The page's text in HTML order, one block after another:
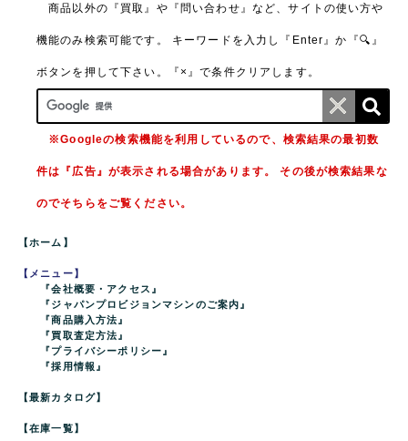
商品以外の『買取』や『問い合わせ』など、サイトの使い方や
機能のみ検索可能です。 キーワードを入力し『Enter』か『🔍』
ボタンを押して下さい。『×』で条件クリアします。
※Googleの検索機能を利用しているので、検索結果の最初数
件は『広告』が表示される場合があります。 その後が検索結果な
のでそちらをご覧ください。
【ホーム】
【メニュー】
『会社概要・アクセス』
『ジャパンプロビジョンマシンのご案内』
『商品購入方法』
『買取査定方法』
『プライバシーポリシー』
『採用情報』
【最新カタログ】
【在庫一覧】